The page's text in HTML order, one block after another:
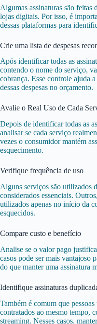
Algumas assinaturas são feitas
lojas digitais. Por isso, é
dessas plataformas para
Crie uma lista de despesas
Após identificar todas as
contendo o nome do serviço,
cobrança. Esse controle ajuda
dessas despesas no orçamento.
Avalie o Real Uso de Cada
Depois de identificar todas as
analisar se cada serviço
vezes o consumidor mantém
esquecimento.
Verifique frequência de uso
Alguns serviços são utilizados
considerados essenciais.
utilizados apenas no início da
esquecidos.
Compare custo e benefício
Analise se o valor pago
casos pode ser mais vantajoso
do que manter uma assinatura
Identifique assinaturas
Também é comum que
contratados ao mesmo tempo,
streaming. Nesses casos,